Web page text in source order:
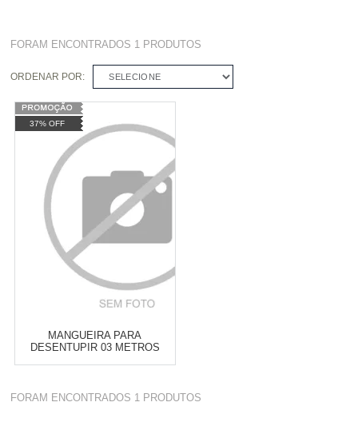
FORAM ENCONTRADOS 1 PRODUTOS
ORDENAR POR: SELECIONE
37% OFF
MANGUEIRA PARA
DESENTUPIR 03 METROS
Varejo: R$ 4.050,70
FORAM ENCONTRADOS 1 PRODUTOS